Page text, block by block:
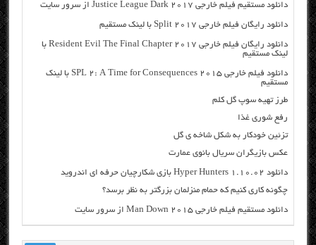
دانلود مستقیم فیلم خارجی Justice League Dark 2017 از سرور سایت
دانلود رایگان فیلم خارجی Split 2017 با لینک مستقیم
دانلود رایگان فیلم خارجی Resident Evil The Final Chapter 2017 با
لینک مستقیم
دانلود فیلم خارجی SPL 2: A Time for Consequences 2015 با لینک
مستقیم
طرز تهیه سوپ گل کلم
رفع شوری غذا
تزئین خودکار به شکل شاخه ی گل
عکس بازیگران سریال بانوی عمارت
دانلود Hyper Hunters 1.10.02 بازی شکارچیان حرفه ای اندروید
چگونه کاری کنیم که حمام منزلمان بزرگتر به نظر برسد؟
دانلود مستقیم فیلم خارجی Man Down 2015 از سرور سایت